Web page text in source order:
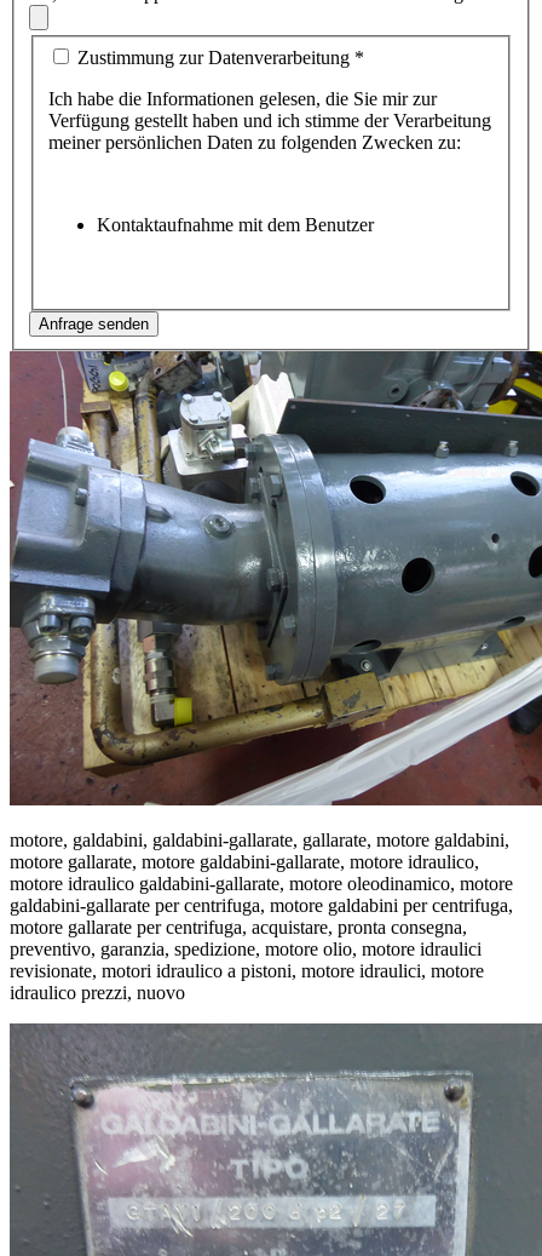
Zustimmung zur Datenverarbeitung *
Ich habe die Informationen gelesen, die Sie mir zur
Verfügung gestellt haben und ich stimme der Verarbeitung
meiner persönlichen Daten zu folgenden Zwecken zu:
Kontaktaufnahme mit dem Benutzer
motore, galdabini, galdabini-gallarate, gallarate, motore galdabini,
motore gallarate, motore galdabini-gallarate, motore idraulico,
motore idraulico galdabini-gallarate, motore oleodinamico, motore
galdabini-gallarate per centrifuga, motore galdabini per centrifuga,
motore gallarate per centrifuga, acquistare, pronta consegna,
preventivo, garanzia, spedizione, motore olio, motore idraulici
revisionate, motori idraulico a pistoni, motore idraulici, motore
idraulico prezzi, nuovo